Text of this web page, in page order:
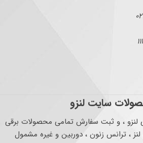
سایت لنزو
لنزو ، و ثبت سفارش تمامی محصولات برقی
، ترانس زنون ، دوربین و غیره مشمول